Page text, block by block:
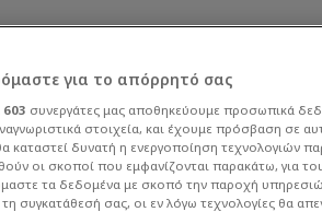
συμβόλαια
για το απόρρητό σας
603 συνεργάτες μας αποθηκεύουμε προσωπικά
στοιχεία, και έχουμε πρόσβαση σε
καταστεί δυνατή η ενεργοποίηση τεχνολογιών
οι σκοποί που εμφανίζονται παρακάτω, για
τα δεδομένα με σκοπό την παροχή
συγκατάθεσή σας, οι εν λόγω τεχνολογίες θα